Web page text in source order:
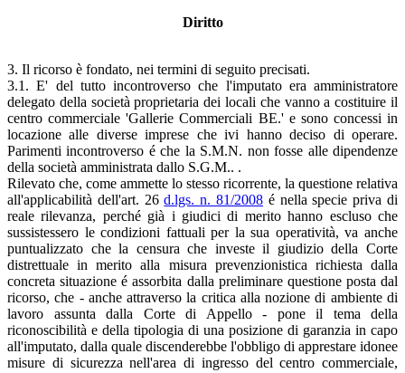
Diritto
3. Il ricorso è fondato, nei termini di seguito precisati.
3.1. E' del tutto incontroverso che l'imputato era amministratore
delegato della società proprietaria dei locali che vanno a costituire il
centro commerciale 'Gallerie Commerciali BE.' e sono concessi in
locazione alle diverse imprese che ivi hanno deciso di operare.
Parimenti incontroverso é che la S.M.N. non fosse alle dipendenze
della società amministrata dallo S.G.M.. .
Rilevato che, come ammette lo stesso ricorrente, la questione relativa
all'applicabilità dell'art. 26d.lgs. n. 81/2008 é nella specie priva di
reale rilevanza, perché già i giudici di merito hanno escluso che
sussistessero le condizioni fattuali per la sua operatività, va anche
puntualizzato che la censura che investe il giudizio della Corte
distrettuale in merito alla misura prevenzionistica richiesta dalla
concreta situazione é assorbita dalla preliminare questione posta dal
ricorso, che - anche attraverso la critica alla nozione di ambiente di
lavoro assunta dalla Corte di Appello - pone il tema della
riconoscibilità e della tipologia di una posizione di garanzia in capo
all'imputato, dalla quale discenderebbe l'obbligo di apprestare idonee
misure di sicurezza nell'area di ingresso del centro commerciale,